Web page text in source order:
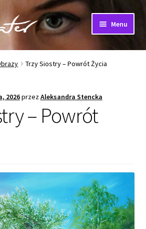
Menu
Trzy Siostry – Powrót Życia
2026przezAleksandra Stencka
– Powrót